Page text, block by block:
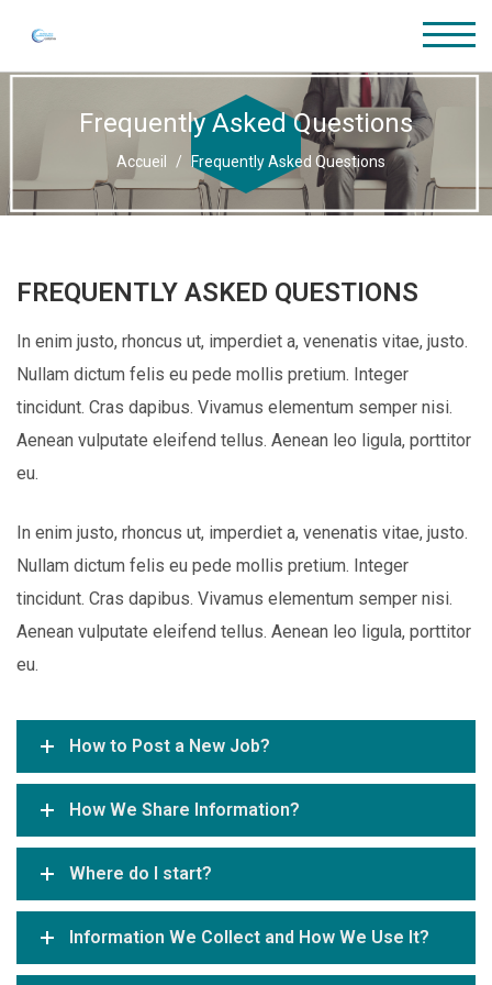
Frequently Asked Questions
Accueil Frequently Asked Questions
FREQUENTLY ASKED QUESTIONS
In enim justo, rhoncus ut, imperdiet a, venenatis vitae, justo.
Nullam dictum felis eu pede mollis pretium. Integer
tincidunt. Cras dapibus. Vivamus elementum semper nisi.
Aenean vulputate eleifend tellus. Aenean leo ligula, porttitor
eu.
In enim justo, rhoncus ut, imperdiet a, venenatis vitae, justo.
Nullam dictum felis eu pede mollis pretium. Integer
tincidunt. Cras dapibus. Vivamus elementum semper nisi.
Aenean vulputate eleifend tellus. Aenean leo ligula, porttitor
eu.
How to Post a New Job?
How We Share Information?
Where do I start?
Information We Collect and How We Use It?